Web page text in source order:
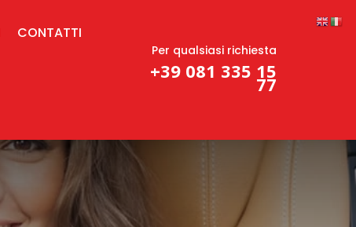
CONTATTI
Per qualsiasi richiesta
+39 081 335 15
77